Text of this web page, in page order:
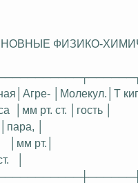
ФИЗИКО-
е- Молекул.│Т
мм рт. ст. │гость │
│пара, │
│мм рт.│